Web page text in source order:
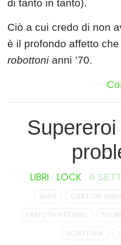
di tanto in tanto).
Ciò a cui credo di non
è il profondo affetto
robottoni anni ’70.
LIBRI LOCK 6
AMM CARTONI
DEMOTIVATIONAL
SCRITTURA